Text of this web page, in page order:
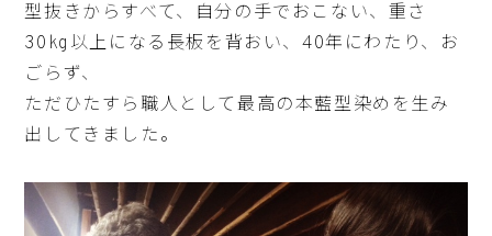
型抜きからすべて、自分の手でおこない、重さ
30kg以上になる長板を背おい、40年にわたり、お
ごらず、
ただひたすら職人として最高の本藍型染めを生み
出してきました。